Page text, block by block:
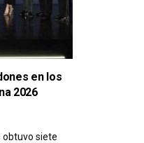
en los
2026
obtuvo siete